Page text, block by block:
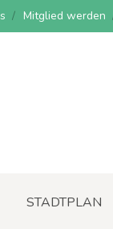
Mitglied werden
STADTPLAN